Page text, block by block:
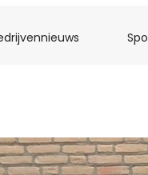
(current)